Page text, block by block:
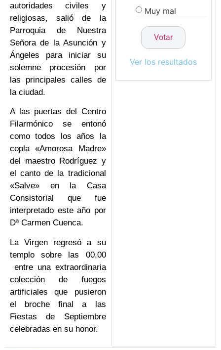
autoridades civiles y
religiosas, salió de la
Parroquia de Nuestra
Señora de la Asunción y
Ángeles para iniciar su
solemne procesión por
las principales calles de
la ciudad.
A las puertas del Centro
Filarmónico se entonó
como todos los años la
copla «Amorosa Madre»
del maestro Rodríguez y
el canto de la tradicional
«Salve» en la Casa
Consistorial que fue
interpretado este año por
Dª Carmen Cuenca.
La Virgen regresó a su
templo sobre las 00,00
entre una extraordinaria
colección de fuegos
artificiales que pusieron
el broche final a las
Fiestas de Septiembre
celebradas en su honor.
Muy mal
Ver los resultados